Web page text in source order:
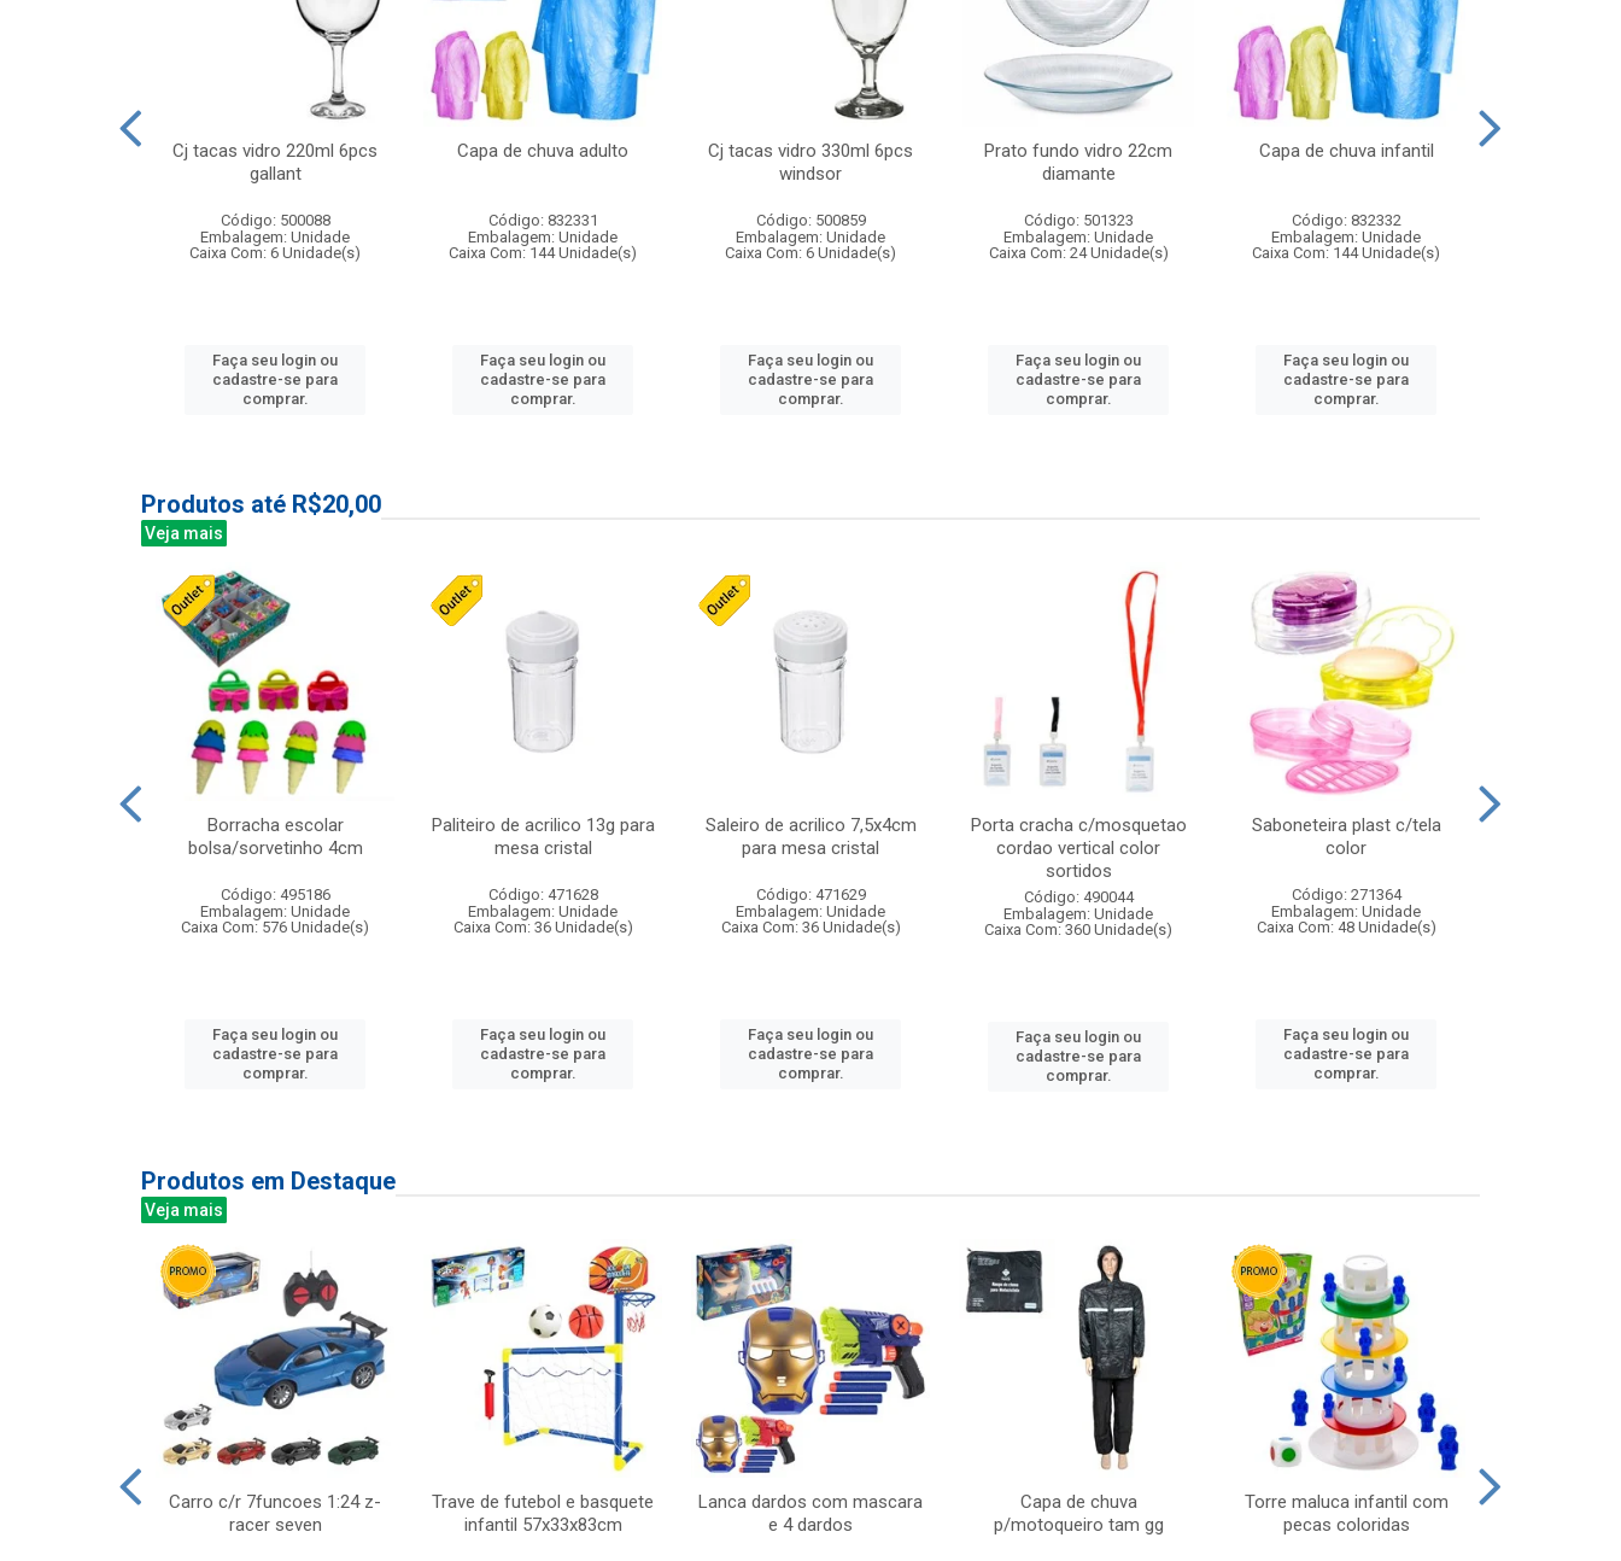
Cj tacas vidro 220ml 6pcs
gallant
Código: 500088
Embalagem: Unidade
Caixa Com: 6 Unidade(s)
Faça seu login ou
cadastre-se para
comprar.
Capa de chuva adulto
Código: 832331
Embalagem: Unidade
Caixa Com: 144 Unidade(s)
Faça seu login ou
cadastre-se para
comprar.
Cj tacas vidro 330ml 6pcs
windsor
Código: 500859
Embalagem: Unidade
Caixa Com: 6 Unidade(s)
Faça seu login ou
cadastre-se para
comprar.
Prato fundo vidro 22cm
diamante
Código: 501323
Embalagem: Unidade
Caixa Com: 24 Unidade(s)
Faça seu login ou
cadastre-se para
comprar.
Capa de chuva infantil
Código: 832332
Embalagem: Unidade
Caixa Com: 144 Unidade(s)
Faça seu login ou
cadastre-se para
comprar.
Produtos até R$20,00
Veja mais
Borracha escolar
bolsa/sorvetinho 4cm
Código: 495186
Embalagem: Unidade
Caixa Com: 576 Unidade(s)
Faça seu login ou
cadastre-se para
comprar.
Paliteiro de acrilico 13g para
mesa cristal
Código: 471628
Embalagem: Unidade
Caixa Com: 36 Unidade(s)
Faça seu login ou
cadastre-se para
comprar.
Saleiro de acrilico 7,5x4cm
para mesa cristal
Código: 471629
Embalagem: Unidade
Caixa Com: 36 Unidade(s)
Faça seu login ou
cadastre-se para
comprar.
Porta cracha c/mosquetao
cordao vertical color
sortidos
Código: 490044
Embalagem: Unidade
Caixa Com: 360 Unidade(s)
Faça seu login ou
cadastre-se para
comprar.
Saboneteira plast c/tela
color
Código: 271364
Embalagem: Unidade
Caixa Com: 48 Unidade(s)
Faça seu login ou
cadastre-se para
comprar.
Produtos em Destaque
Veja mais
Carro c/r 7funcoes 1:24 z-
racer seven
Trave de futebol e basquete
infantil 57x33x83cm
Lanca dardos com mascara
e 4 dardos
Capa de chuva
p/motoqueiro tam gg
Torre maluca infantil com
pecas coloridas